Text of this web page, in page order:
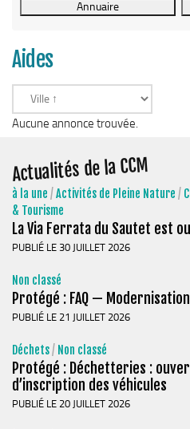
Le Conseil Communautaire
La CCM recrute
Publications
Economie & Tourisme
Développement économique
LEADER, aides européennes
Travaillez en Matheysine
Montagne, Agriculture & Forêt
Guide des producteurs
Stratégie forestière du
Stratégie Foncière
Aides
Aucune annonce trouvée.
Actualités de la CCM
à la une /Activités de Pleine Nature /
& Tourisme
La Via Ferrata du Sautet est
PUBLIÉ LE 30 JUILLET 2026
Non classé
Protégé : FAQ —
PUBLIÉ LE 21 JUILLET 2026
Déchets/ Non classé
Protégé : Déchetteries :
d’inscription des véhicules
PUBLIÉ LE 20 JUILLET 2026